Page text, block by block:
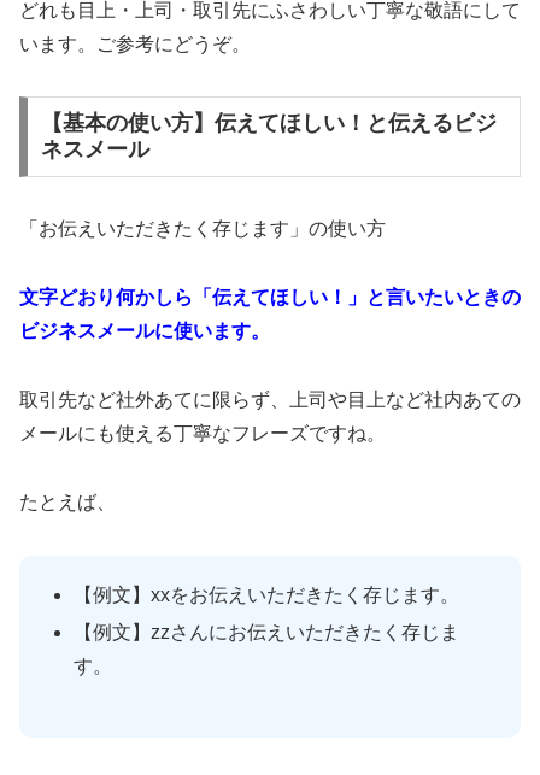
どれも目上・上司・取引先にふさわしい丁寧な敬語にして
います。ご参考にどうぞ。
【基本の使い方】伝えてほしい！と伝えるビジ
ネスメール
「お伝えいただきたく存じます」の使い方
文字どおり何かしら「伝えてほしい！」と言いたいときの
ビジネスメールに使います。
取引先など社外あてに限らず、上司や目上など社内あての
メールにも使える丁寧なフレーズですね。
たとえば、
【例文】xxをお伝えいただきたく存じます。
【例文】zzさんにお伝えいただきたく存じま
す。